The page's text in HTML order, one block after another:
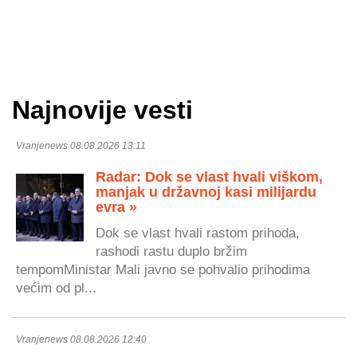
Najnovije vesti
Vranjenews 08.08.2026 13:11
Radar: Dok se vlast hvali viškom,
manjak u državnoj kasi milijardu
evra »
Dok se vlast hvali rastom prihoda,
rashodi rastu duplo bržim
tempomMinistar Mali javno se pohvalio prihodima
većim od pl...
Vranjenews 08.08.2026 12:40